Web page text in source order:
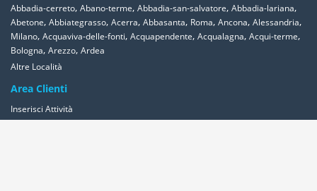
Abbadia-cerreto, Abano-terme, Abbadia-san-salvatore, Abbadia-lariana,
Abetone, Abbiategrasso, Acerra, Abbasanta, Roma, Ancona, Alessandria,
Milano, Acquaviva-delle-fonti, Acquapendente, Acqualagna, Acqui-terme,
Bologna, Arezzo, Ardea
Altre Località
Area Clienti
Inserisci Attività